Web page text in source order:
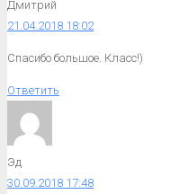
Дмитрий
21.04.2018 18:02
Спасибо большое. Класс!)
Ответить
Эд
30.09.2018 17:48